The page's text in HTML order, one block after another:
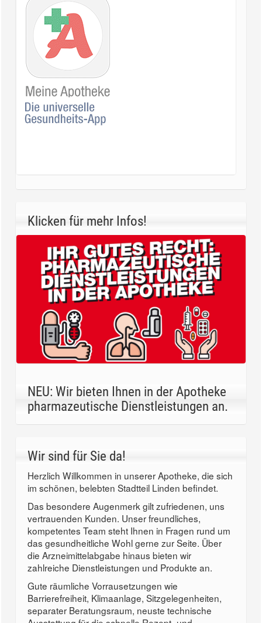
Klicken für mehr Infos!
NEU: Wir bieten Ihnen in der Apotheke
pharmazeutische Dienstleistungen an.
Wir sind für Sie da!
Herzlich Willkommen in unserer Apotheke, die sich
im schönen, belebten Stadtteil Linden befindet.
Das besondere Augenmerk gilt zufriedenen, uns
vertrauenden Kunden. Unser freundliches,
kompetentes Team steht Ihnen in Fragen rund um
das gesundheitliche Wohl gerne zur Seite. Über
die Arzneimittelabgabe hinaus bieten wir
zahlreiche Dienstleistungen und Produkte an.
Gute räumliche Vorrausetzungen wie
Barrierefreiheit, Klimaanlage, Sitzgelegenheiten,
separater Beratungsraum, neuste technische